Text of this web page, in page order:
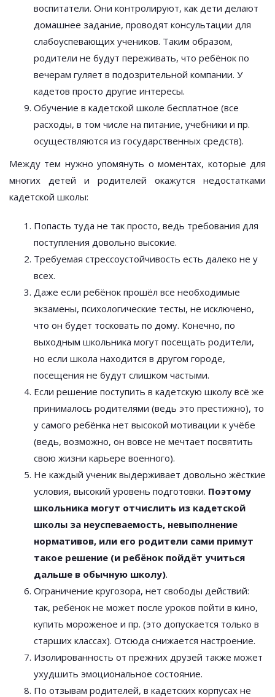
воспитатели. Они контролируют, как дети делают
домашнее задание, проводят консультации для
слабоуспевающих учеников. Таким образом,
родители не будут переживать, что ребёнок по
вечерам гуляет в подозрительной компании. У
кадетов просто другие интересы.
Обучение в кадетской школе бесплатное (все
расходы, в том числе на питание, учебники и пр.
осуществляются из государственных средств).
Между тем нужно упомянуть о моментах, которые для
многих детей и родителей окажутся недостатками
кадетской школы:
Попасть туда не так просто, ведь требования для
поступления довольно высокие.
Требуемая стрессоустойчивость есть далеко не у
всех.
Даже если ребёнок прошёл все необходимые
экзамены, психологические тесты, не исключено,
что он будет тосковать по дому. Конечно, по
выходным школьника могут посещать родители,
но если школа находится в другом городе,
посещения не будут слишком частыми.
Если решение поступить в кадетскую школу всё же
принималось родителями (ведь это престижно), то
у самого ребёнка нет высокой мотивации к учёбе
(ведь, возможно, он вовсе не мечтает посвятить
свою жизни карьере военного).
Не каждый ученик выдерживает довольно жёсткие
условия, высокий уровень подготовки. Поэтому
школьника могут отчислить из кадетской
школы за неуспеваемость, невыполнение
нормативов, или его родители сами примут
такое решение (и ребёнок пойдёт учиться
дальше в обычную школу).
Ограничение кругозора, нет свободы действий:
так, ребёнок не может после уроков пойти в кино,
купить мороженое и пр. (это допускается только в
старших классах). Отсюда снижается настроение.
Изолированность от прежних друзей также может
ухудшить эмоциональное состояние.
По отзывам родителей, в кадетских корпусах не